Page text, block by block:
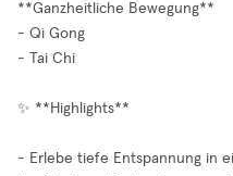
**Ganzheitliche Bewegung**
- Qi Gong
- Tai Chi
✨ **Highlights**
- Erlebe tiefe Entspannung in